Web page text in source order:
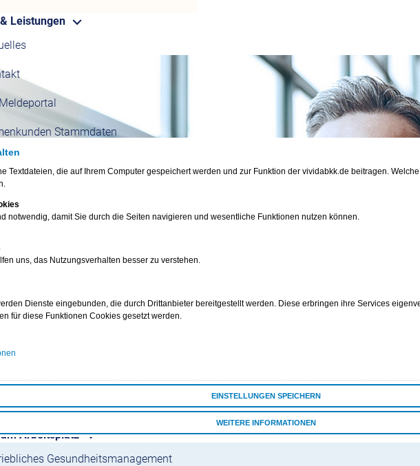
Textdateien, die auf Ihrem Computer gespeichert werden und zur Funktion der vividabkk.de beitragen.
notwendig, damit Sie durch die Seiten navigieren und wesentliche Funktionen nutzen können.
uns, das Nutzungsverhalten besser zu verstehen.
Dienste eingebunden, die durch Drittanbieter bereitgestellt werden. Diese erbringen ihre Services
für diese Funktionen Cookies gesetzt werden.
EINSTELLUNGEN SPEICHERN
WEITERE INFORMATIONEN
Leistungen
Stammdaten
persönliche Akademie
für Firmenkunden
Fragen Beitrags- und Melderecht?
am Arbeitsplatz
Gesundheitsmanagement